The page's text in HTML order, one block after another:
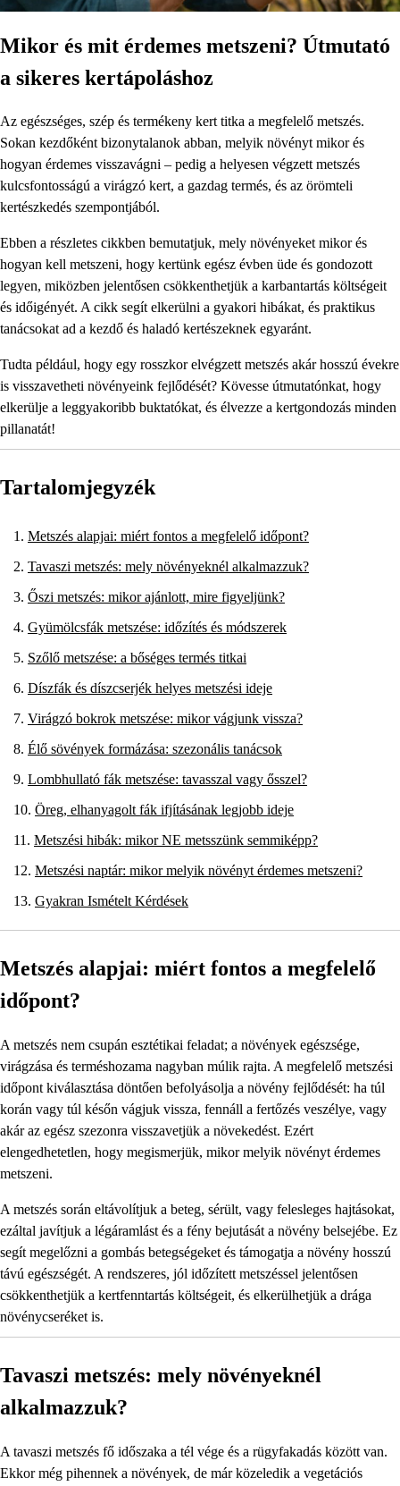
Mikor és mit érdemes metszeni? Útmutató
a sikeres kertápoláshoz
Az egészséges, szép és termékeny kert titka a megfelelő metszés.
Sokan kezdőként bizonytalanok abban, melyik növényt mikor és
hogyan érdemes visszavágni – pedig a helyesen végzett metszés
kulcsfontosságú a virágzó kert, a gazdag termés, és az örömteli
kertészkedés szempontjából.
Ebben a részletes cikkben bemutatjuk, mely növényeket mikor és
hogyan kell metszeni, hogy kertünk egész évben üde és gondozott
legyen, miközben jelentősen csökkenthetjük a karbantartás költségeit
és időigényét. A cikk segít elkerülni a gyakori hibákat, és praktikus
tanácsokat ad a kezdő és haladó kertészeknek egyaránt.
Tudta például, hogy egy rosszkor elvégzett metszés akár hosszú évekre
is visszavetheti növényeink fejlődését? Kövesse útmutatónkat, hogy
elkerülje a leggyakoribb buktatókat, és élvezze a kertgondozás minden
pillanatát!
Tartalomjegyzék
Metszés alapjai: miért fontos a megfelelő időpont?
Tavaszi metszés: mely növényeknél alkalmazzuk?
Őszi metszés: mikor ajánlott, mire figyeljünk?
Gyümölcsfák metszése: időzítés és módszerek
Szőlő metszése: a bőséges termés titkai
Díszfák és díszcserjék helyes metszési ideje
Virágzó bokrok metszése: mikor vágjunk vissza?
Élő sövények formázása: szezonális tanácsok
Lombhullató fák metszése: tavasszal vagy ősszel?
Öreg, elhanyagolt fák ifjításának legjobb ideje
Metszési hibák: mikor NE metsszünk semmiképp?
Metszési naptár: mikor melyik növényt érdemes metszeni?
Gyakran Ismételt Kérdések
Metszés alapjai: miért fontos a megfelelő
időpont?
A metszés nem csupán esztétikai feladat; a növények egészsége,
virágzása és terméshozama nagyban múlik rajta. A megfelelő metszési
időpont kiválasztása döntően befolyásolja a növény fejlődését: ha túl
korán vagy túl későn vágjuk vissza, fennáll a fertőzés veszélye, vagy
akár az egész szezonra visszavetjük a növekedést. Ezért
elengedhetetlen, hogy megismerjük, mikor melyik növényt érdemes
metszeni.
A metszés során eltávolítjuk a beteg, sérült, vagy felesleges hajtásokat,
ezáltal javítjuk a légáramlást és a fény bejutását a növény belsejébe. Ez
segít megelőzni a gombás betegségeket és támogatja a növény hosszú
távú egészségét. A rendszeres, jól időzített metszéssel jelentősen
csökkenthetjük a kertfenntartás költségeit, és elkerülhetjük a drága
növénycseréket is.
Tavaszi metszés: mely növényeknél
alkalmazzuk?
A tavaszi metszés fő időszaka a tél vége és a rügyfakadás között van.
Ekkor még pihennek a növények, de már közeledik a vegetációs